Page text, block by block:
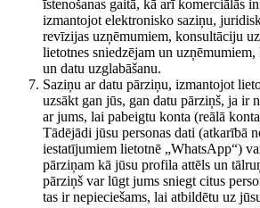
īstenošanas gaitā, kā arī komerciālās
izmantojot elektronisko saziņu,
revīzijas uzņēmumiem, konsultāciju
lietotnes sniedzējam un uzņēmumiem,
un datu uzglabāšanu.
Saziņu ar datu pārziņu, izmantojot
uzsākt gan jūs, gan datu pārziņš, ja ir
ar jums, lai pabeigtu konta (reālā
Tādējādi jūsu personas dati (atkarībā
iestatījumiem lietotnē „WhatsApp“)
pārziņam kā jūsu profila attēls un
pārziņš var lūgt jums sniegt citus
tas ir nepieciešams, lai atbildētu uz